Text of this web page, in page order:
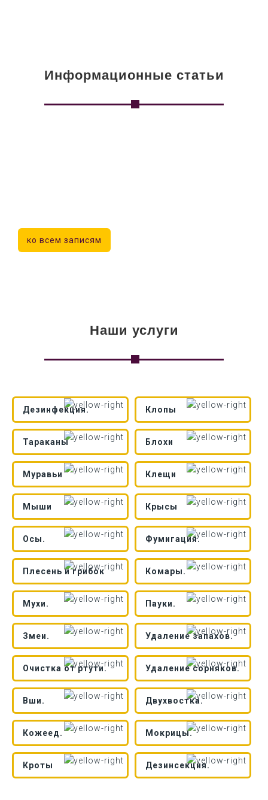
Информационные статьи
ко всем записям
Наши услуги
Дезинфекция. Клопы
Тараканы Блохи
Муравьи Клещи
Мыши Крысы
Осы. Фумигация.
Плесень и грибок Комары.
Мухи. Пауки.
Змеи. Удаление запахов.
Очистка от ртути. Удаление сорняков.
Вши. Двухвостка.
Кожеед. Мокрицы.
Кроты Дезинсекция.